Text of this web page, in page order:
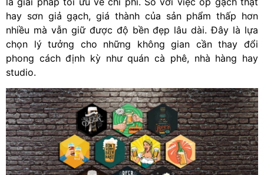
hay sơn giả gạch, giá thành của sản phẩm thấp hơn
nhiều mà vẫn giữ được độ bền đẹp lâu dài. Đây là lựa
chọn lý tưởng cho những không gian cần thay đổi
phong cách định kỳ như quán cà phê, nhà hàng hay
studio.